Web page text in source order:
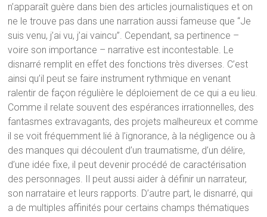
n’apparaît guère dans bien des articles journalistiques et on
ne le trouve pas dans une narration aussi fameuse que “Je
suis venu, j’ai vu, j’ai vaincu”. Cependant, sa pertinence –
voire son importance – narrative est incontestable. Le
disnarré remplit en effet des fonctions très diverses. C’est
ainsi qu’il peut se faire instrument rythmique en venant
ralentir de façon régulière le déploiement de ce qui a eu lieu.
Comme il relate souvent des espérances irrationnelles, des
fantasmes extravagants, des projets malheureux et comme
il se voit fréquemment lié à l’ignorance, à la négligence ou à
des manques qui découlent d’un traumatisme, d’un délire,
d’une idée fixe, il peut devenir procédé de caractérisation
des personnages. Il peut aussi aider à définir un narrateur,
son narrataire et leurs rapports. D’autre part, le disnarré, qui
a de multiples affinités pour certains champs thématiques